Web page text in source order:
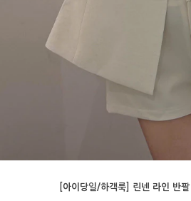
[아이당일/하객룩] 린넨 라인 반